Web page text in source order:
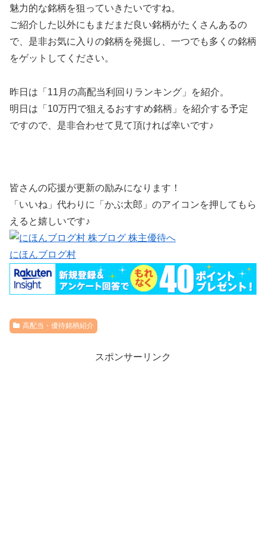
魅力的な銘柄を狙っていきたいですね。
ご紹介した以外にもまだまだ良い銘柄がたくさんあるの
で、是非お気に入りの銘柄を発掘し、一つでも多くの銘柄
をゲットしてください。
昨日は「11月の高配当利回りランキング」を紹介。
明日は「10万円で狙えるおすすめ銘柄」を紹介する予定
ですので、是非合わせて見て頂ければ幸いです♪
皆さんの応援が更新の励みになります！
「いいね」代わりに「かぶ太郎」のアイコンを押してもら
えると嬉しいです♪
にほんブログ村
高配当・優待銘柄紹介
スポンサーリンク